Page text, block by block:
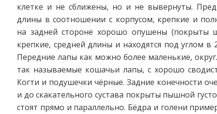
клетке и не сближены, но и не вывернуты.
длины в соотношении с корпусом, крепкие и
на задней стороне хорошо опушены (покрыты
крепкие, средней длины и находятся под углом в
Передние лапы как можно более маленькие,
так называемые кошачьи лапы, с хорошо
Когти и подушечки чёрные. Задние конечности
и до скакательного сустава покрыты пышной
стоят прямо и параллельно. Бёдра и голени